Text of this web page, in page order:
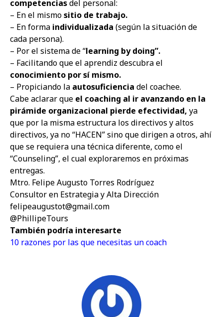
competenciasdel personal:
– En el mismositio de trabajo.
– En forma individualizada (según la situación de
cada persona).
– Por el sistema de “learning by doing”.
– Facilitando que el aprendiz descubra el
conocimiento por sí mismo.
– Propiciando la autosuficiencia del coachee.
Cabe aclarar que el coaching al ir avanzando en la
pirámide organizacional pierde efectividad, ya
que por la misma estructura los directivos y altos
directivos, ya no “HACEN” sino que dirigen a otros, ahí
que se requiera una técnica diferente, como el
“Counseling”, el cual exploraremos en próximas
entregas.
Mtro. Felipe Augusto Torres Rodríguez
Consultor en Estrategia y Alta Dirección
felipeaugustot@gmail.com
@PhillipeTours
También podría interesarte
10 razones por las que necesitas un coach